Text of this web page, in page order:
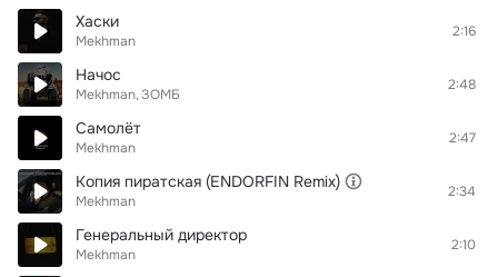
Хаски
Mekhman
2:16
Начос
Mekhman ЗОМБ
2:48
Самолёт
Mekhman
2:47
Копия пиратская (ENDORFIN Remix)
Mekhman
2:34
Генеральный директор
Mekhman
2:10